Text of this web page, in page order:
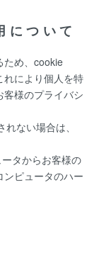
ついて
ため、cookie
れにより個人を特
様のプライバシ
ない場合は、
タからお客様の
ピュータのハー